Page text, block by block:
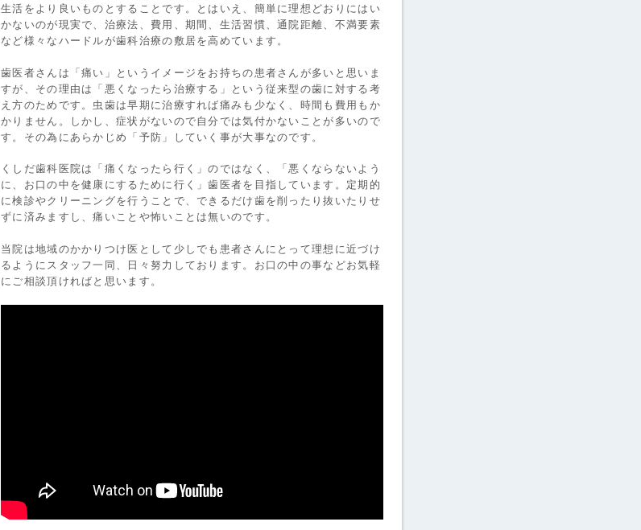
生活をより良いものとすることです。とはいえ、簡単に理想どおりにはい
かないのが現実で、治療法、費用、期間、生活習慣、通院距離、不満要素
など様々なハードルが歯科治療の敷居を高めています。
歯医者さんは「痛い」というイメージをお持ちの患者さんが多いと思いま
すが、その理由は「悪くなったら治療する」という従来型の歯に対する考
え方のためです。虫歯は早期に治療すれば痛みも少なく、時間も費用もか
かりません。しかし、症状がないので自分では気付かないことが多いので
す。その為にあらかじめ「予防」していく事が大事なのです。
くしだ歯科医院は「痛くなったら行く」のではなく、「悪くならないよう
に、お口の中を健康にするために行く」歯医者を目指しています。定期的
に検診やクリーニングを行うことで、できるだけ歯を削ったり抜いたりせ
ずに済みますし、痛いことや怖いことは無いのです。
当院は地域のかかりつけ医として少しでも患者さんにとって理想に近づけ
るようにスタッフ一同、日々努力しております。お口の中の事などお気軽
にご相談頂ければと思います。